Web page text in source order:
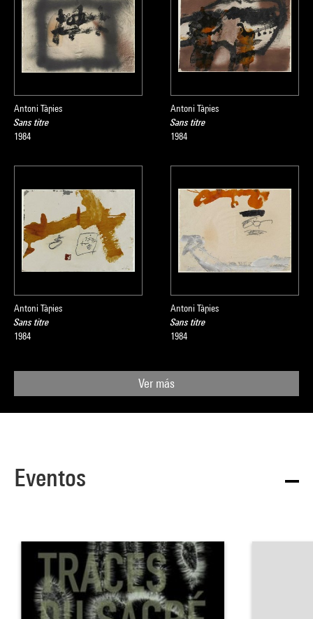
Antoni Tàpies
Sans titre
1984
Antoni Tàpies
Sans titre
1984
Antoni Tàpies
Sans titre
1984
Antoni Tàpies
Sans titre
1984
Ver más
Eventos